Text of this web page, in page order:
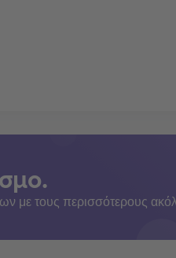
με τους περισσότερους